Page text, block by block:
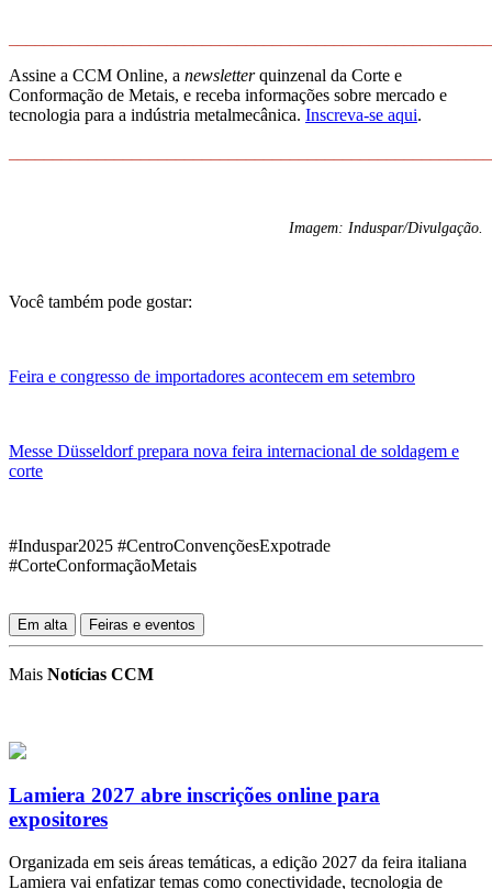
Assine a CCM Online, a newsletterquinzenal da Corte e
Conformação de Metais, e receba informações sobre mercado e
tecnologia para a indústria metalmecânica. Inscreva-se aqui.
Imagem: Induspar/Divulgação.
Você também pode gostar:
Feira e congresso de importadores acontecem em setembro
Messe Düsseldorf prepara nova feira internacional de soldagem e
corte
#Induspar2025 #CentroConvençõesExpotrade
#CorteConformaçãoMetais
Em alta Feiras e eventos
Mais Notícias CCM
Lamiera 2027 abre inscrições online para
expositores
Organizada em seis áreas temáticas, a edição 2027 da feira italiana
Lamiera vai enfatizar temas como conectividade, tecnologia de